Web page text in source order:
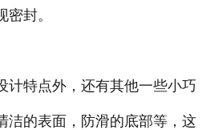
封。
特点外，还有其他一些小巧
洁的表面，防滑的底部等，这